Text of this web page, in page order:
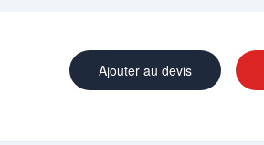
Ajouter au devis